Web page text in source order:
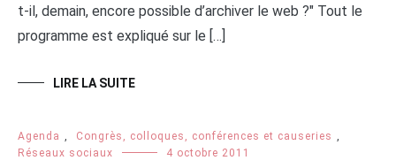
t-il, demain, encore possible d’archiver le web ?" Tout le
programme est expliqué sur le […]
LIRE LA SUITE
Agenda Congrès, colloques, conférences et causeries
Réseaux sociaux
4 octobre 2011